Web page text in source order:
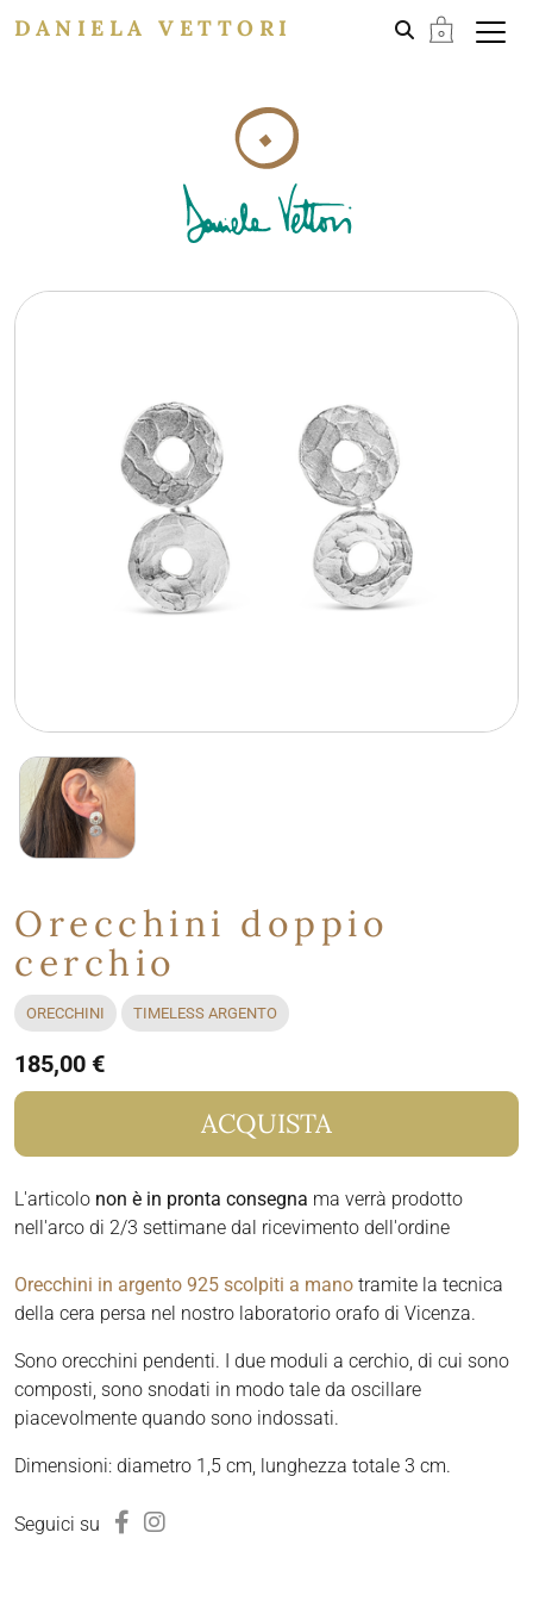
DANIELA VETTORI
Orecchini doppio
cerchio
ORECCHINI TIMELESS ARGENTO
185,00 €
ACQUISTA
L'articolo non è in pronta consegna ma verrà prodotto
nell'arco di 2/3 settimane dal ricevimento dell'ordine
Orecchini in argento 925 scolpiti a mano tramite la tecnica
della cera persa nel nostro laboratorio orafo di Vicenza.
Sono orecchini pendenti. I due moduli a cerchio, di cui sono
composti, sono snodati in modo tale da oscillare
piacevolmente quando sono indossati.
Dimensioni: diametro 1,5 cm, lunghezza totale 3 cm.
Seguici su